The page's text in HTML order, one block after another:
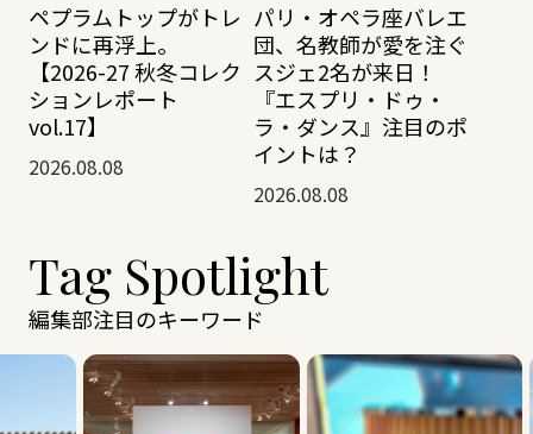
ペプラムトップがトレ
ンドに再浮上。
【2026-27 秋冬コレク
ションレポート
vol.17】
2026.08.08
パリ・オペラ座バレエ
団、名教師が愛を注ぐ
スジェ2名が来日！
『エスプリ・ドゥ・
ラ・ダンス』注目のポ
イントは？
2026.08.08
Tag Spotlight
編集部注目のキーワード